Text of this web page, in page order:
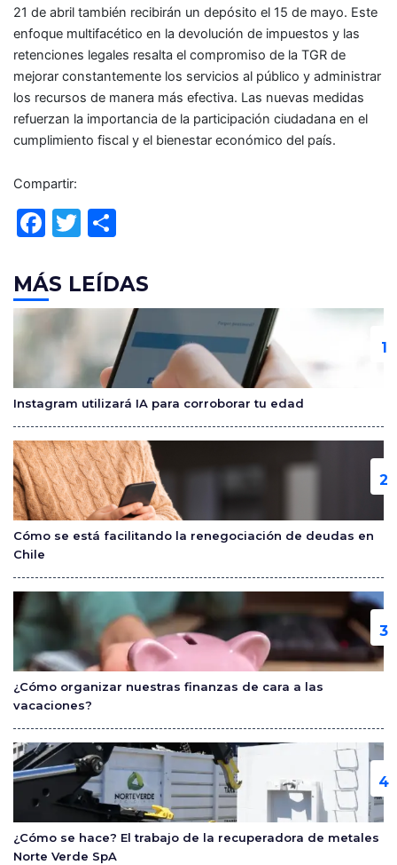
21 de abril también recibirán un depósito el 15 de mayo. Este
enfoque multifacético en la devolución de impuestos y las
retenciones legales resalta el compromiso de la TGR de
mejorar constantemente los servicios al público y administrar
los recursos de manera más efectiva. Las nuevas medidas
refuerzan la importancia de la participación ciudadana en el
cumplimiento fiscal y el bienestar económico del país.
Compartir:
F
c
e
b
o
k
T
itt
er
m
p
ar
tir
MÁS LEÍDAS
Instagram utilizará IA para corroborar tu edad
Cómo se está facilitando la renegociación de deudas en
Chile
¿Cómo organizar nuestras finanzas de cara a las
vacaciones?
¿Cómo se hace? El trabajo de la recuperadora de metales
Norte Verde SpA